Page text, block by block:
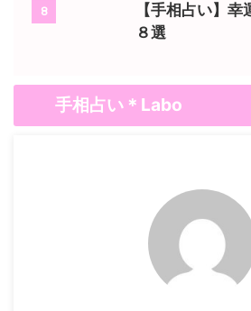
8
【手相占い】
８選
手相占い＊Labo